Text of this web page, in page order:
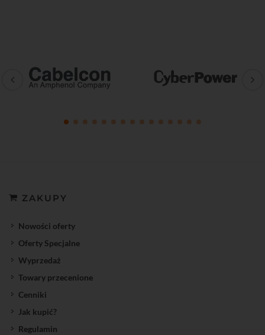
ZAKUPY
Nowości oferty
Oferty Specjalne
Wyprzedaż
Towary przecenione
Cenniki
Jak kupić?
Regulamin